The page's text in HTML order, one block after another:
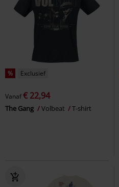
% Exclusief
Vanaf€ 22,94
The Gang Volbeat T-shirt